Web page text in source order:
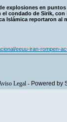
explosiones en
condado de Sirik,
Islámica reportaron
eeuu-iran-rompen-
Legal- Powered by